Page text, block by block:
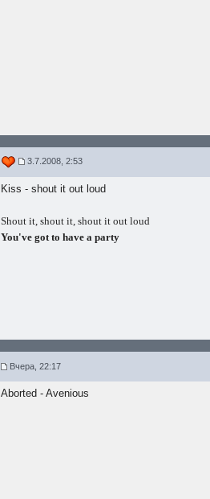
3.7.2008, 2:53
Kiss - shout it out loud
Shout it, shout it, shout it out loud
You've got to have a party
Вчера, 22:17
Aborted - Avenious